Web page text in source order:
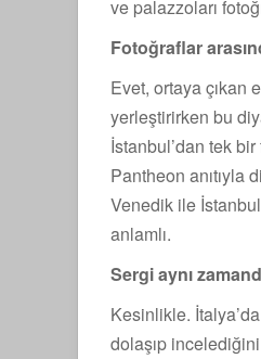
ve palazzoları
Fotoğraflar
Evet, ortaya çıkan
yerleştirirken bu
İstanbul’dan tek
Pantheon anıtıyla
Venedik ile
anlamlı.
Sergi aynı
Kesinlikle.
dolaşıp